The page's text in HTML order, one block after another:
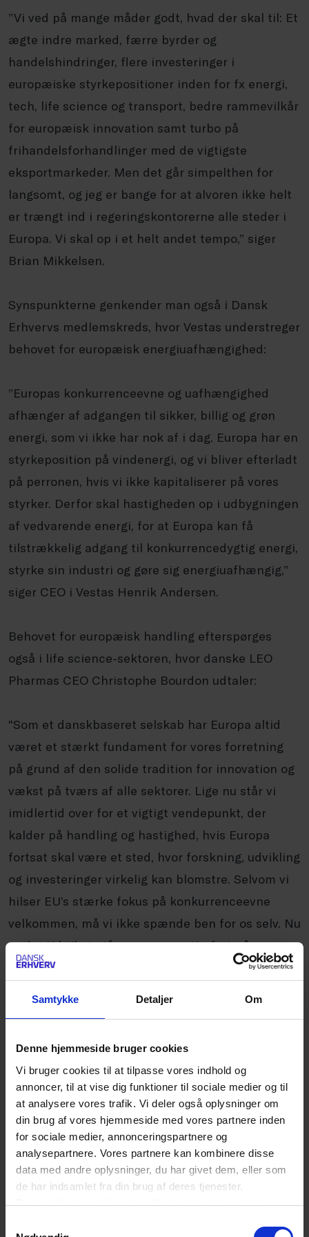
Samtykke Detaljer Om
Denne hjemmeside bruger cookies
Vi bruger cookies til at tilpasse vores indhold og
annoncer, til at vise dig funktioner til sociale medier og til
at analysere vores trafik. Vi deler også oplysninger om
din brug af vores hjemmeside med vores partnere inden
for sociale medier, annonceringspartnere og
analysepartnere. Vores partnere kan kombinere disse
data med andre oplysninger, du har givet dem, eller som
de har indsamlet fra din brug af deres tjenester.
Du kan til enhver tid ændre eller trække dit samtykke
”Vi ved på mange måder godt, hvad der skal til: Et
ægte indre marked, færre byrder og
handelshindringer, flere investeringer i
europæiske styrkepositioner inden for fx energi,
tech, life science og transport, bedre rammevilkår
for europæisk innovation samt turbo på
frihandelsforhandlinger med de vigtigste
eksportmarkeder. Men det går simpelthen for
langsomt, og jeg er bange for at alvoren ikke helt
er trængt ind i regeringskontorerne alle steder i
Europa. Vi skal op i et helt andet tempo,” siger
Brian Mikkelsen.
Synspunkterne genkender man også i Dansk
Erhvervs medlemskreds, hvor Vestas understreger
behovet for europæisk energiuafhængighed:
”Europas konkurrenceevne og uafhængighed
afhænger af adgangen til sikker, billig og grøn
energi, som vi ikke har nok af i dag. Europa har en
styrkeposition på vindenergi, og vi bliver efterladt
på perronen, hvis vi ikke kapitaliserer på vores
styrker. Derfor skal hastigheden op i udbygningen
af vedvarende energi, for at Europa kan få
tilstrækkelig adgang til konkurrencedygtig energi,
styrke sin industri og gøre sig energiuafhængig,”
siger CEO i Vestas Henrik Andersen.
Behovet for europæisk handling efterspørges
også i life science-sektoren, hvor danske LEO
Pharmas CEO Christophe Bourdon udtaler:
"Som et danskbaseret selskab har Europa altid
været et stærkt fundament for vores forretning
på grund af den solide tradition for innovation og
vækst på tværs af alle sektorer. Lige nu står vi
imidlertid over for et vigtigt vendepunkt, der
kalder på handling og hastighed, hvis Europa
fortsat skal være et sted, hvor forskning, udvikling
og investeringer virkelig kan blomstre. Selvom vi
hilser EU’s stærke fokus på konkurrenceevne
velkommen, må vi ikke spænde ben for os selv. Nu
er det tid til at stå sammen, sætte fart på
udviklingen og sikre, at Europa leverer på sit
Også inden for tech og IT er der behov for, at
Europa kommer op i et helt andet gear, lyder det
fra IT- og teknologivirksomheden KMD.
”Vi står i en tid, hvor Europas største udfordringer
også kan blive vores største styrker. Hvis vi tør
investere klogt og handle med mod, kan vi udvikle
løsninger, der både styrker vores